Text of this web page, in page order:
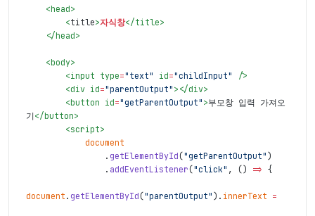
<head>
<title>자식창</title>
</head>
<body>
<input type="text" id="childInput"
/>
<div id="parentOutput" > </div>
<button id="getParentOutput" >부모창 입력 가져오
기</button>
<script>
document
. getElementById("getParentOutput" )
. addEventListener("click" , () => {
document . getElementById("parentOutput" ) . innerText =